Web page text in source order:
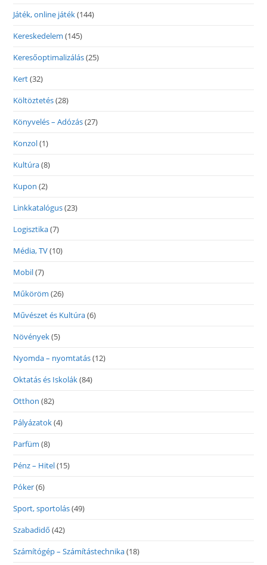
Játék, online játék(144)
Kereskedelem (145)
Keresőoptimalizálás(25)
Kert(32)
Költöztetés(28)
Könyvelés – Adózás(27)
Konzol(1)
Kultúra(8)
Kupon (2)
Linkkatalógus(23)
Logisztika(7)
Média, TV(10)
Mobil(7)
Műköröm (26)
Művészet és Kultúra(6)
Növények(5)
Nyomda – nyomtatás(12)
Oktatás és Iskolák(84)
Otthon (82)
Pályázatok(4)
Parfüm (8)
Pénz – Hitel(15)
Póker(6)
Sport, sportolás(49)
Szabadidő (42)
Számítógép – Számítástechnika(18)